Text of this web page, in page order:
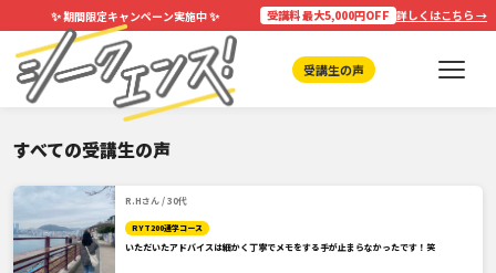
✨期間限定キャンペーン実施中✨ 受講料 最大5,000円OFF 詳しくはこちら →
受講生の声
すべての受講生の声
R.Hさん / 30代
RYT200通学コース
いただいたアドバイスは細かく丁寧でメモをする手が止まらなかったです！笑